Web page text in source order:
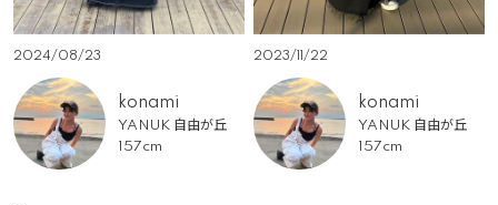
2024/08/23
konami
YANUK 自由が丘
157cm
2023/11/22
konami
YANUK 自由が丘
157cm